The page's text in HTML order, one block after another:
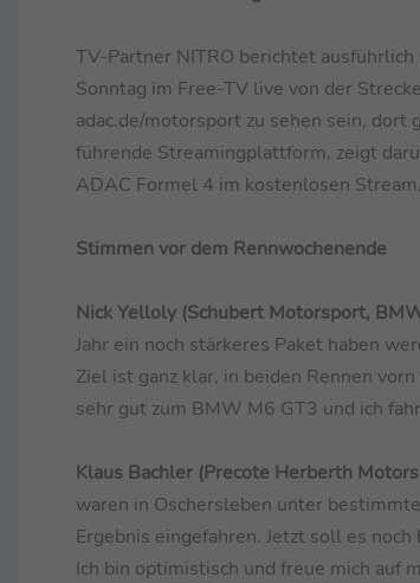
TV-Partner NITRO berichtet
Sonntag im Free-TV live von der
adac.de/motorsport zu sehen sein,
führende Streamingplattform, zeigt
ADAC Formel 4 im kostenlosen
Stimmen vor dem Rennwochenende
Nick Yelloly (Schubert Motorsport,
Jahr ein noch stärkeres Paket haben
Ziel ist ganz klar, in beiden Rennen
sehr gut zum BMW M6 GT3 und ich
Klaus Bachler (Precote Herberth
waren in Oschersleben unter
Ergebnis eingefahren. Jetzt soll es
Ich bin optimistisch und freue mich auf